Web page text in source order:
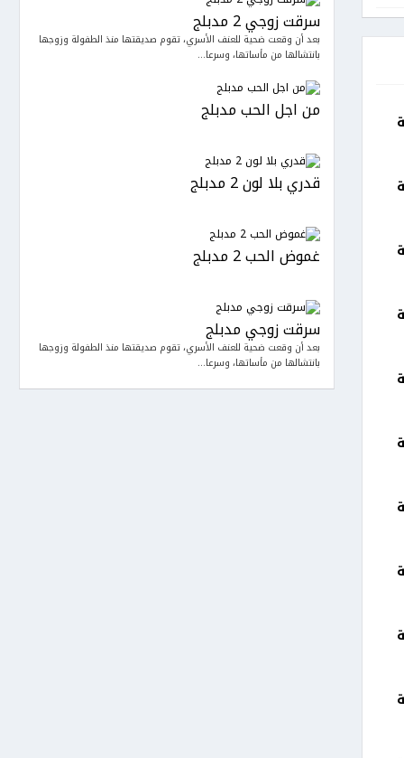
سرقت زوجي 2 مدبلج
بعد أن وقعت ضحية للعنف الأسري، تقوم صديقتها منذ الطفولة وزوجها
بانتشالها من مأساتها، وسرعا...
من اجل الحب مدبلج
قدري بلا لون 2 مدبلج
غموض الحب 2 مدبلج
سرقت زوجي مدبلج
بعد أن وقعت ضحية للعنف الأسري، تقوم صديقتها منذ الطفولة وزوجها
بانتشالها من مأساتها، وسرعا...